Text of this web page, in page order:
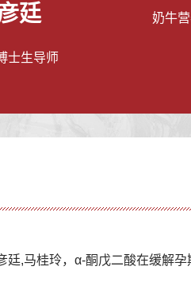
廷
生导师
奶牛
廷,马桂玲，α-酮戊二酸在缓解